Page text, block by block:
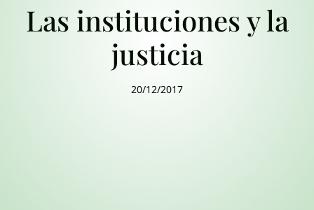
Las instituciones y la
justicia
20/12/2017